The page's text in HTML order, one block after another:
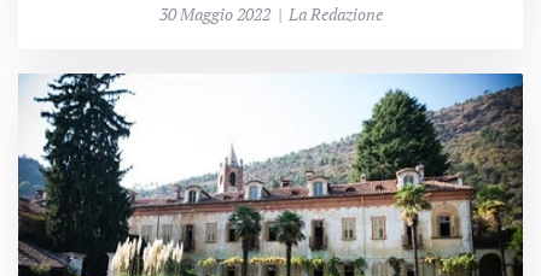
30 Maggio 2022 | La Redazione